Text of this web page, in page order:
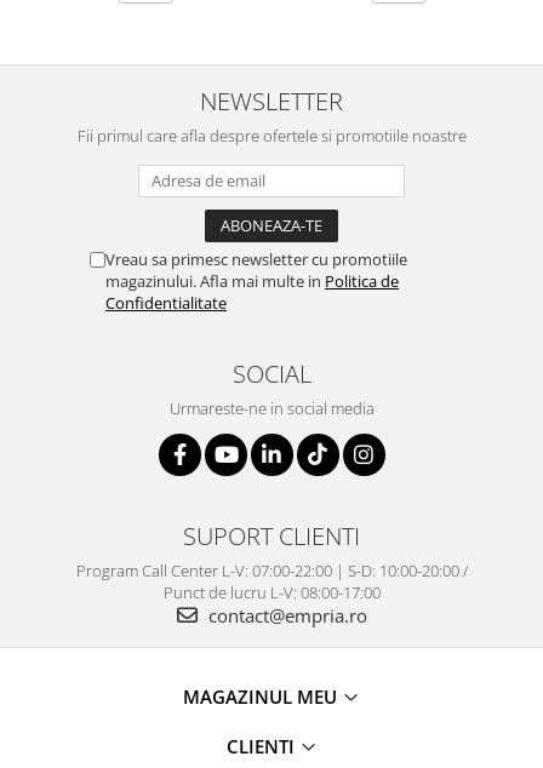
NEWSLETTER
Fii primul care afla despre ofertele si promotiile noastre
Vreau sa primesc newsletter cu promotiile
magazinului. Afla mai multe in Politica de
Confidentialitate
SOCIAL
Urmareste-ne in social media
SUPORT CLIENTI
Program Call Center L-V: 07:00-22:00 | S-D: 10:00-20:00 /
Punct de lucru L-V: 08:00-17:00
contact@empria.ro
MAGAZINUL MEU
CLIENTI